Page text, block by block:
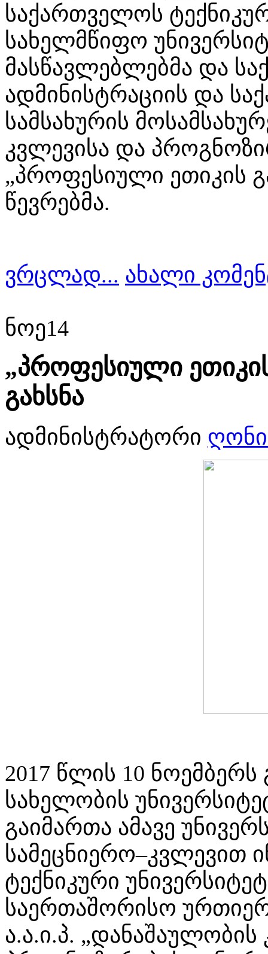
საქართველოს
სახელმწიფო
მასწავლებლებმა და
ადმინისტრაციის და
სამსახურის
კვლევისა და
„პროფესიული ეთიკის
წევრებმა.
ვრცლად... ახალი
ნოე14
„პროფესიული
გახსნა
ადმინისტრატორი
2017 წლის 10
სახელობის
გაიმართა ამავე
სამეცნიერო–კვლევით
ტექნიკური
საერთაშორისო
ა.ა.ი.პ.